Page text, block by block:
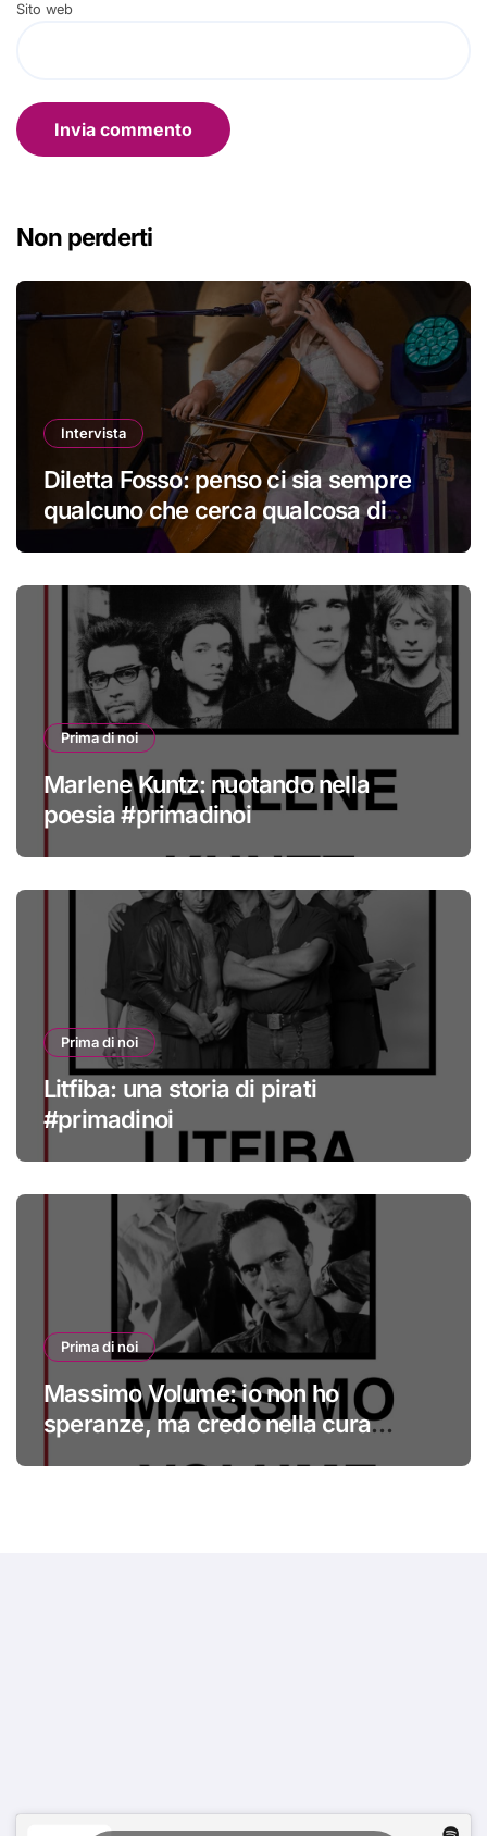
Sito web
Non perderti
Intervista
Diletta Fosso: penso ci sia sempre
qualcuno che cerca qualcosa di
Prima di noi
Marlene Kuntz: nuotando nella
poesia #primadinoi
Prima di noi
Litfiba: una storia di pirati
#primadinoi
Prima di noi
Massimo Volume: io non ho
speranze, ma credo nella cura